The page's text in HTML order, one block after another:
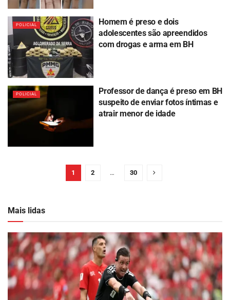
POLICIAL
Homem é preso e dois
adolescentes são apreendidos
com drogas e arma em BH
POLICIAL
Professor de dança é preso em BH
suspeito de enviar fotos íntimas e
atrair menor de idade
1 2 … 30
Mais lidas